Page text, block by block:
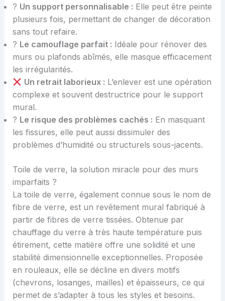
? Un support personnalisable : Elle peut être peinte
plusieurs fois, permettant de changer de décoration
sans tout refaire.
?️ Le camouflage parfait : Idéale pour rénover des
murs ou plafonds abîmés, elle masque efficacement
les irrégularités.
Un retrait laborieux : L’enlever est une opération
complexe et souvent destructrice pour le support
mural.
? Le risque des problèmes cachés : En masquant
les fissures, elle peut aussi dissimuler des
problèmes d’humidité ou structurels sous-jacents.
Toile de verre, la solution miracle pour des murs
imparfaits ?
La toile de verre, également connue sous le nom de
fibre de verre, est un revêtement mural fabriqué à
partir de fibres de verre tissées. Obtenue par
chauffage du verre à très haute température puis
étirement, cette matière offre une solidité et une
stabilité dimensionnelle exceptionnelles. Proposée
en rouleaux, elle se décline en divers motifs
(chevrons, losanges, mailles) et épaisseurs, ce qui
permet de s’adapter à tous les styles et besoins.